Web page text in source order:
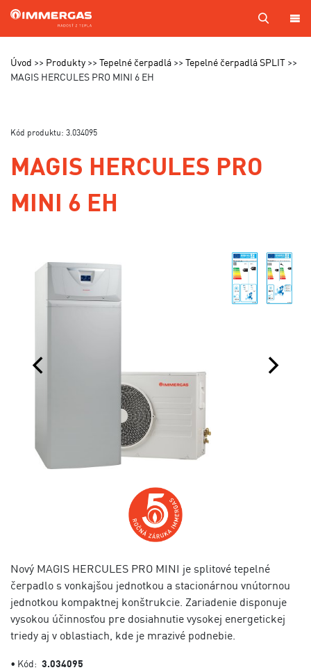
PRODUKTY
CENNÍKY
Úvod Produkty Tepelné čerpadlá
Tepelné čerpadlá SPLIT
MAGIS HERCULES PRO MINI 6 EH
Kód produktu: 3.034095
MAGIS HERCULES PRO
MINI 6 EH
Nový MAGIS HERCULES PRO MINI je splitové tepelné
čerpadlo s vonkajšou jednotkou a stacionárnou vnútornou
jednotkou kompaktnej konštrukcie. Zariadenie disponuje
vysokou účinnosťou pre dosiahnutie vysokej energetickej
triedy aj v oblastiach, kde je mrazivé podnebie.
• Kód: 3.034095